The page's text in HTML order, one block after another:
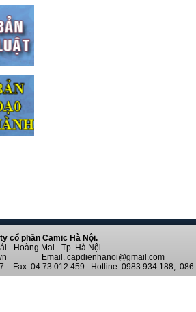
cổ phần Camic Hà Nội.
- Hoàng Mai - Tp. Hà Nội.
Email. capdienhanoi@gmail.com
- Fax: 04.73.012.459 Hotline: 0983.934.188, 086